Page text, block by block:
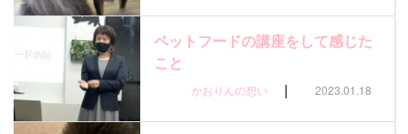
ペットフードの講座をして感じた
こと
かおりんの想い | 2023.01.18